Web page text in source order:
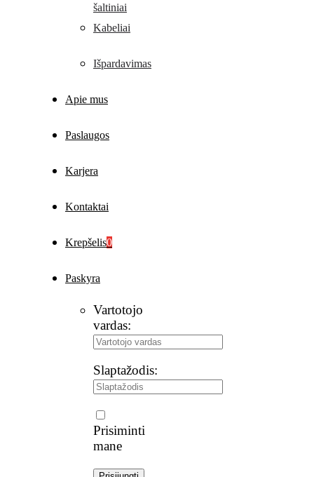
šaltiniai
Kabeliai
Išpardavimas
Apie mus
Paslaugos
Karjera
Kontaktai
Krepšelis0
Paskyra
Vartotojo
vardas:
Slaptažodis:
Prisiminti
mane